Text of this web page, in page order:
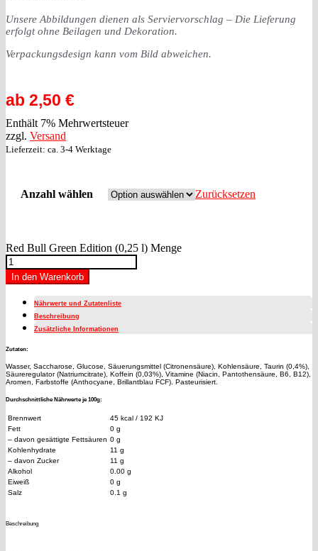
Unsere Abbildungen dienen als Serviervorschlag – Die Lieferung
erfolgt ohne Beilagen und Dekoration.
Verpackungsdesign kann vom Bild abweichen.
ab 2,50 €
Enthält 7% Mehrwertsteuer
zzgl. Versand
Lieferzeit: ca. 3-4 Werktage
Anzahl wählen Zurücksetzen
Red Bull Green Edition (0,25 l) Menge
In den Warenkorb
Nährwerte und Zutatenliste
Beschreibung
Zusätzliche Informationen
Zutaten:
Wasser, Saccharose, Glucose, Säuerungsmittel (Citronensäure), Kohlensäure, Taurin (0,4%),
Säureregulator (Natriumcitrate), Koffein (0,03%), Vitamine (Niacin, Pantothensäure, B6, B12),
Aromen, Farbstoffe (Anthocyane, Brillantblau FCF). Pasteurisiert.
Durchschnittliche Nährwerte je 100g:
Brennwert
45 kcal / 192 KJ
Fett
0 g
– davon gesättigte Fettsäuren 0 g
Kohlenhydrate
11 g
– davon Zucker
11 g
Alkohol
0.00 g
Eiweiß
0 g
Salz
0.1 g
Beschreibung